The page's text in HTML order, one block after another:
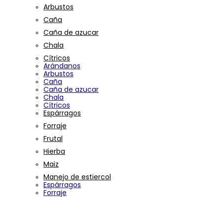
Arbustos
Caña
Caña de azucar
Chala
Cítricos
Arándanos
Arbustos
Caña
Caña de azucar
Chala
Cítricos
Espárragos
Forraje
Frutal
Hierba
Maiz
Manejo de estiercol
Espárragos
Forraje